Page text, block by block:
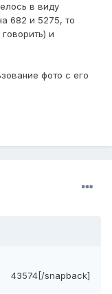
в виду
682 и 5275, то
и
фото с его
43574[/snapback]